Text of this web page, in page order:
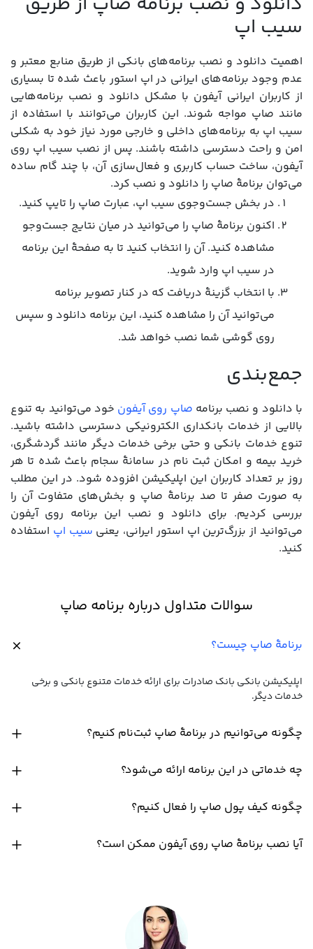
سیب اپ
اهمیت دانلود و نصب برنامه‌های بانکی از طریق منابع معتبر و
عدم وجود برنامه‌های ایرانی در اپ استور باعث شده تا بسیاری
از کاربران ایرانی آیفون با مشکل دانلود و نصب برنامه‌هایی
مانند صاپ مواجه شوند. این کاربران می‌توانند با استفاده از
سیب اپ به برنامه‌های داخلی و خارجی مورد نیاز خود به شکلی
امن و راحت دسترسی داشته باشند. پس از نصب سیب اپ روی
آیفون، ساخت حساب کاربری و فعال‌سازی آن، با چند گام ساده
می‌توان برنامۀ صاپ را دانلود و نصب کرد.
در بخش جست‌وجوی سیب اپ، عبارت صاپ را تایپ کنید.
اکنون برنامۀ صاپ را می‌توانید در میان نتایج جست‌وجو
مشاهده کنید. آن را انتخاب کنید تا به صفحۀ این برنامه
در سیب اپ وارد شوید.
با انتخاب گزینۀ دریافت که در کنار تصویر برنامه
می‌توانید آن را مشاهده کنید، این برنامه دانلود و سپس
روی گوشی شما نصب خواهد شد.
جمع‌بندی
با دانلود و نصب برنامه صاپ روی آیفون خود می‌توانید به تنوع
بالایی از خدمات بانکداری الکترونیکی دسترسی داشته باشید.
تنوع خدمات بانکی و حتی برخی خدمات دیگر مانند گردشگری،
خرید بیمه و امکان ثبت نام در سامانۀ سجام باعث شده تا هر
روز بر تعداد کاربران این اپلیکیشن افزوده شود. در این مطلب
به صورت صفر تا صد برنامۀ صاپ و بخش‌های متفاوت آن را
بررسی کردیم. برای دانلود و نصب این برنامه روی آیفون
می‌توانید از بزرگ‌ترین اپ استور ایرانی، یعنی سیب اپ استفاده
کنید.
سوالات متداول درباره برنامه صاپ
برنامۀ صاپ چیست؟
اپلیکیشن بانکی بانک صادرات برای ارائه خدمات متنوع بانکی و برخی
خدمات دیگر.
چگونه می‌توانیم در برنامۀ صاپ ثبت‌نام کنیم؟
چه خدماتی در این برنامه ارائه می‌شود؟
چگونه کیف پول صاپ را فعال کنیم؟
آیا نصب برنامۀ صاپ روی آیفون ممکن است؟